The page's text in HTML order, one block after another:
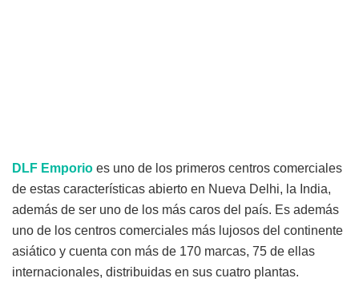
DLF Emporio es uno de los primeros centros comerciales
de estas características abierto en Nueva Delhi, la India,
además de ser uno de los más caros del país. Es además
uno de los centros comerciales más lujosos del continente
asiático y cuenta con más de 170 marcas, 75 de ellas
internacionales, distribuidas en sus cuatro plantas.